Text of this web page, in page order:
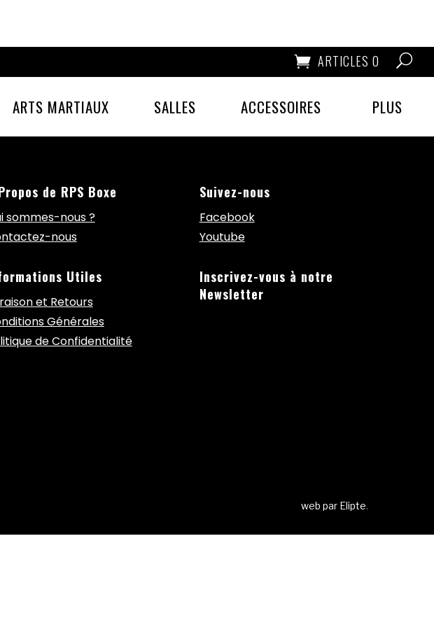
ARTICLES 0
ARTS MARTIAUX SALLES ACCESSOIRES PLUS
de RPS Boxe
sommes-nous ?
nous
Utiles
et Retours
Générales
de Confidentialité
Suivez-nous
Facebook
Youtube
Inscrivez-vous à notre
Newsletter
web par Elipte.